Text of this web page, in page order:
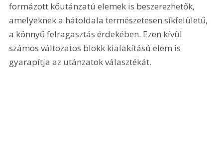
formázott kőutánzatú elemek is beszerezhetők,
amelyeknek a hátoldala természetesen síkfelületű,
a könnyű felragasztás érdekében. Ezen kívül
számos változatos blokk kialakítású elem is
gyarapítja az utánzatok választékát.